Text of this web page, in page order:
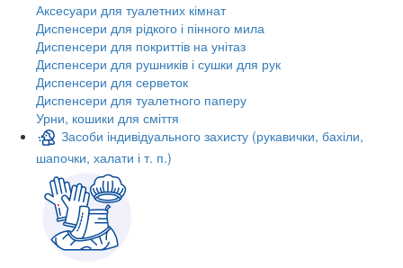
Аксесуари для туалетних кімнат
Диспенсери для рідкого і пінного мила
Диспенсери для покриттів на унітаз
Диспенсери для рушників і сушки для рук
Диспенсери для серветок
Диспенсери для туалетного паперу
Урни, кошики для сміття
Засоби індивідуального захисту (рукавички, бахіли,
шапочки, халати і т. п.)